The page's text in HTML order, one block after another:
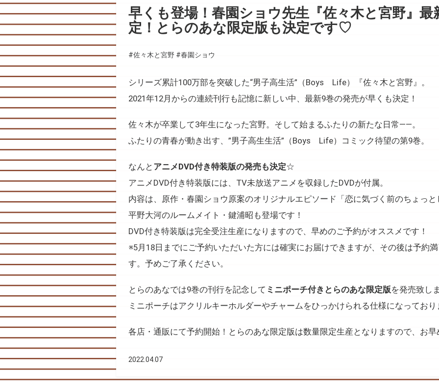
早くも登場！春園ショウ先生『佐々木と宮野』最
定！とらのあな限定版も決定です♡
#佐々木と宮野 #春園ショウ
シリーズ累計100万部を突破した“男子高生活”（Boys Life）『佐々木と宮野』。
2021年12月からの連続刊行も記憶に新しい中、最新9巻の発売が早くも決定！
佐々木が卒業して3年生になった宮野。そして始まるふたりの新たな日常――。
ふたりの青春が動き出す、”男子高生生活”（Boys Life）コミック待望の第9巻。
なんと アニメDVD付き特装版の発売も決定☆
アニメDVD付き特装版には、TV未放送アニメを収録したDVDが付属。
内容は、原作・春園ショウ原案のオリジナルエピソード「恋に気づく前のちょっ
平野大河のルームメイト・鍵浦昭も登場です！
DVD付き特装版は完全受注生産になりますので、早めのご予約がオススメです！
※5月18日までにご予約いただいた方には確実にお届けできますが、その後は予約
す。予めご了承ください。
とらのあなでは9巻の刊行を記念して ミニポーチ付きとらのあな限定版を発売致し
ミニポーチはアクリルキーホルダーやチャームをひっかけられる仕様になってお
各店・通販にて予約開始！とらのあな限定版は数量限定生産となりますので、お
2022.04.07